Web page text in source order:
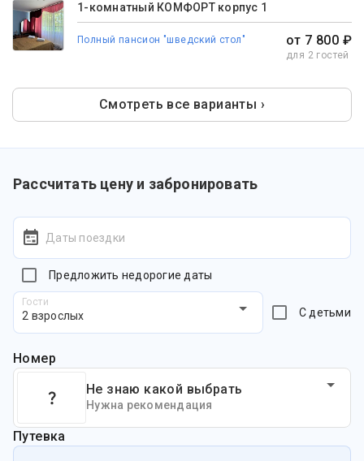
1-комнатный КОМФОРТ корпус 1
Полный пансион "шведский стол" от 7 800 ₽
для 2 гостей
Смотреть все варианты ›
Рассчитать цену и забронировать
Даты поездки
Предложить недорогие даты
Гости
2 взрослых С детьми
Номер
Не знаю какой выбрать
Нужна рекомендация
Путевка